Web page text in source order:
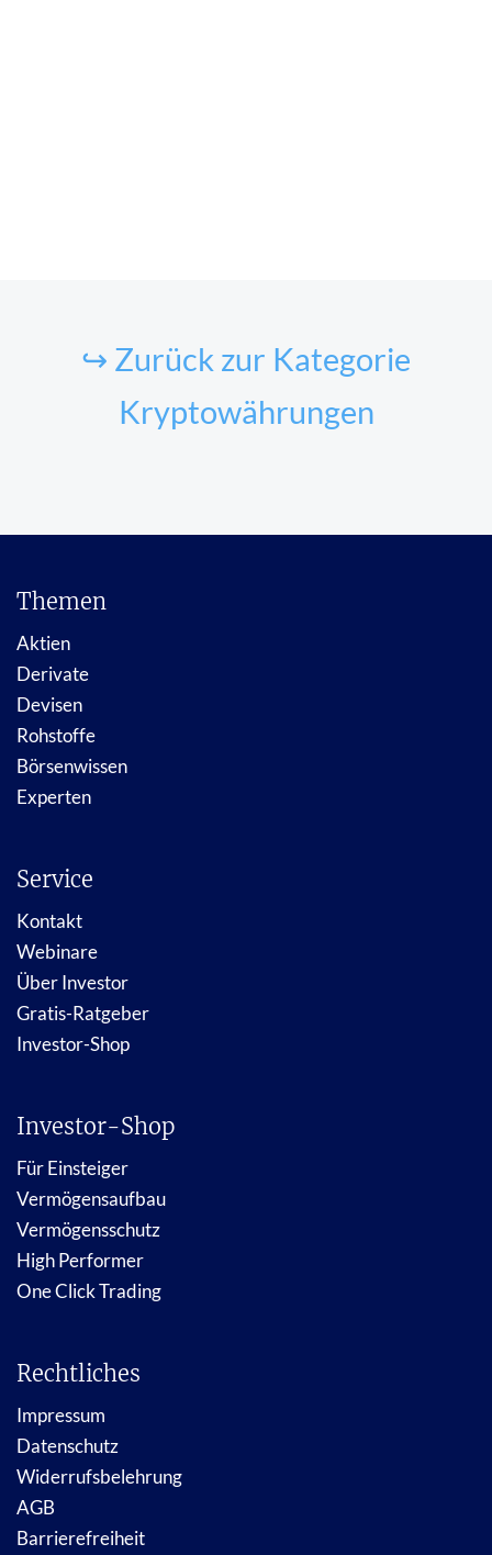
↪ Zurück zur Kategorie
Kryptowährungen
Themen
Aktien
Derivate
Devisen
Rohstoffe
Börsenwissen
Experten
Service
Kontakt
Webinare
Über Investor
Gratis-Ratgeber
Investor-Shop
Investor-Shop
Für Einsteiger
Vermögensaufbau
Vermögensschutz
High Performer
One Click Trading
Rechtliches
Impressum
Datenschutz
Widerrufsbelehrung
AGB
Barrierefreiheit